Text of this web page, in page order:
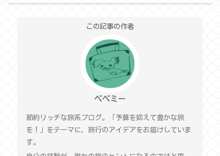
この記事の作者
ペペミー
節約リッチな旅系ブログ。「予算を抑えて豊かな旅
を！」をテーマに、旅行のアイデアをお届けしていま
す。